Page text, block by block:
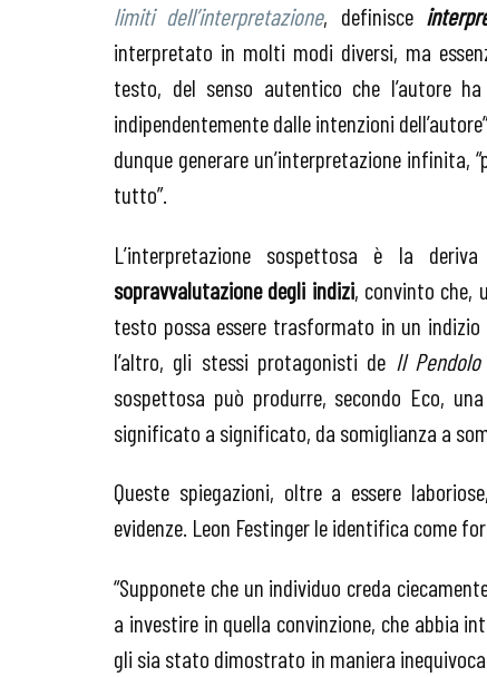
limiti dell’interpretazione, definisce
interpretato in molti modi diversi, ma
testo, del senso autentico che l’autore
indipendentemente dalle intenzioni
dunque generare un’interpretazione
tutto”.
L’interpretazione sospettosa è la
sopravvalutazione degli indizi, convinto che,
testo possa essere trasformato in un
l’altro, gli stessi protagonisti de Il
sospettosa può produrre, secondo Eco,
significato a significato, da somiglianza a
Queste spiegazioni, oltre a essere
evidenze. Leon Festinger le identifica come
“Supponete che un individuo creda
a investire in quella convinzione, che abbia
gli sia stato dimostrato in maniera